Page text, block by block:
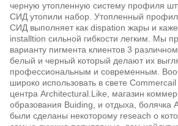
черную утопленную систему профиля
СИД утопили набор. Утопленный
СИД выполняет как dispation жары и
installtion сильной гибкости легким. Мы
варианту пигмента клиентов 3
белый и черный который делают их
профессиональным и современным.
широко использовать в свете Commercail
центра Architectural.Like, магазин
образования Buiding, и отдыха, болячка
были сделаны некоторому reseach о